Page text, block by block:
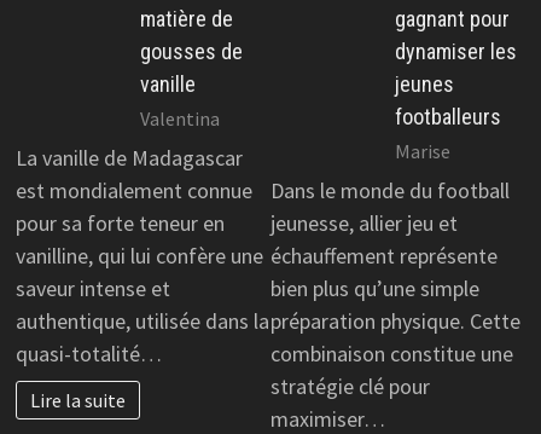
matière de
gousses de
vanille
Valentina
La vanille de Madagascar
est mondialement connue
pour sa forte teneur en
vanilline, qui lui confère une
saveur intense et
authentique, utilisée dans la
quasi-totalité…
Lire la suite
gagnant pour
dynamiser les
jeunes
footballeurs
Marise
Dans le monde du football
jeunesse, allier jeu et
échauffement représente
bien plus qu’une simple
préparation physique. Cette
combinaison constitue une
stratégie clé pour
maximiser…